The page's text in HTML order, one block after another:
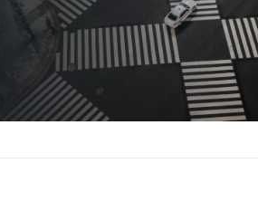
Akciový Trh ,ETF Zprávy